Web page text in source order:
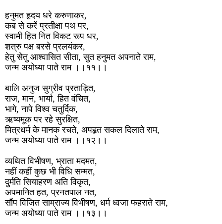
हनुमत हृदय धरे करुणाकर,
कब से करें प्रतीक्षा पथ पर,
स्वामी हित नित विकट रूप धर,
शत्रु पक्ष बरसे प्रलयंकर,
हेतु सेतु आश्वासित सीता, सुत हनुमत अपनाते राम,
जन्म अयोध्या पाते राम ।।११।।
बालि अनुज सुग्रीव प्रताड़ित,
राज, मान, भार्या, हित वंचित,
भागे, नापे विश्व चतुर्दिक,
ऋष्यमूक पर रहे सुरक्षित,
मित्रधर्म के मानक रचते, अपहृत सकल दिलाते राम,
जन्म अयोध्या पाते राम ।।१२।।
व्यथित विभीषण, भ्राता मदमत,
नहीं कहीं कुछ भी विधि सम्मत,
दुर्मति सियाहरण अति विकृत,
अपमानित हत, प्रनतपाल नत,
सौंप विजित साम्राज्य विभीषण, धर्म ध्वजा फहराते राम,
जन्म अयोध्या पाते राम ।।१३।।